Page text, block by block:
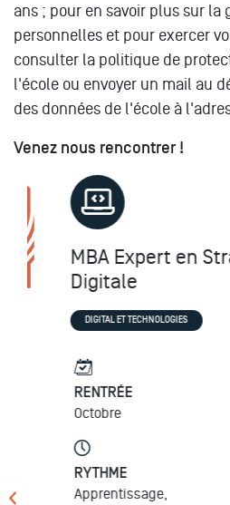
ans ; pour en savoir plus sur la
personnelles et pour exercer
consulter la politique de
l'école ou envoyer un mail au
des données de l'école à
Venez nous rencontrer !
MBA Expert en
Digitale
DIGITAL ET TECHNOLOGIES
RENTRÉE
Octobre
RYTHME
Apprentissage,